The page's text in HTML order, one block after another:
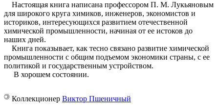
Настоящая книга написана профессором П. М. Лукьяновым
для широкого круга химиков, инженеров, экономистов и
историков, интересующихся развитием отечественной
химической промышленности, начиная от ее истоков до
наших дней.
Книга показывает, как тесно связано развитие химической
промышленности с общим подъемом экономики страны, с ее
политикой и государственным устройством.
В хорошем состоянии.
© Коллекционер Виктор Пшеничный